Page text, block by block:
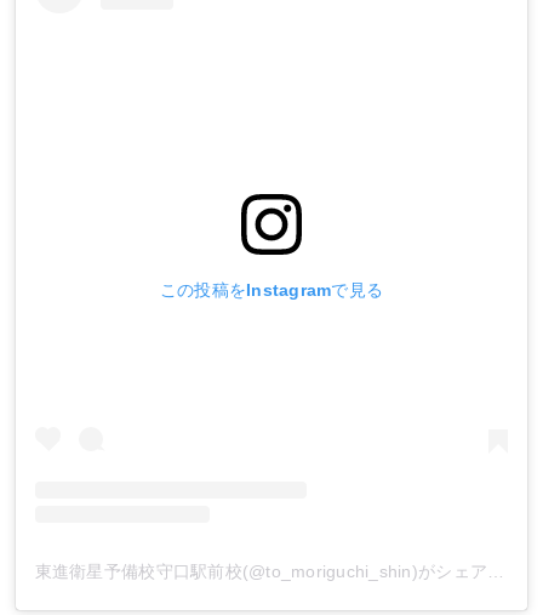
この投稿をInstagramで見る